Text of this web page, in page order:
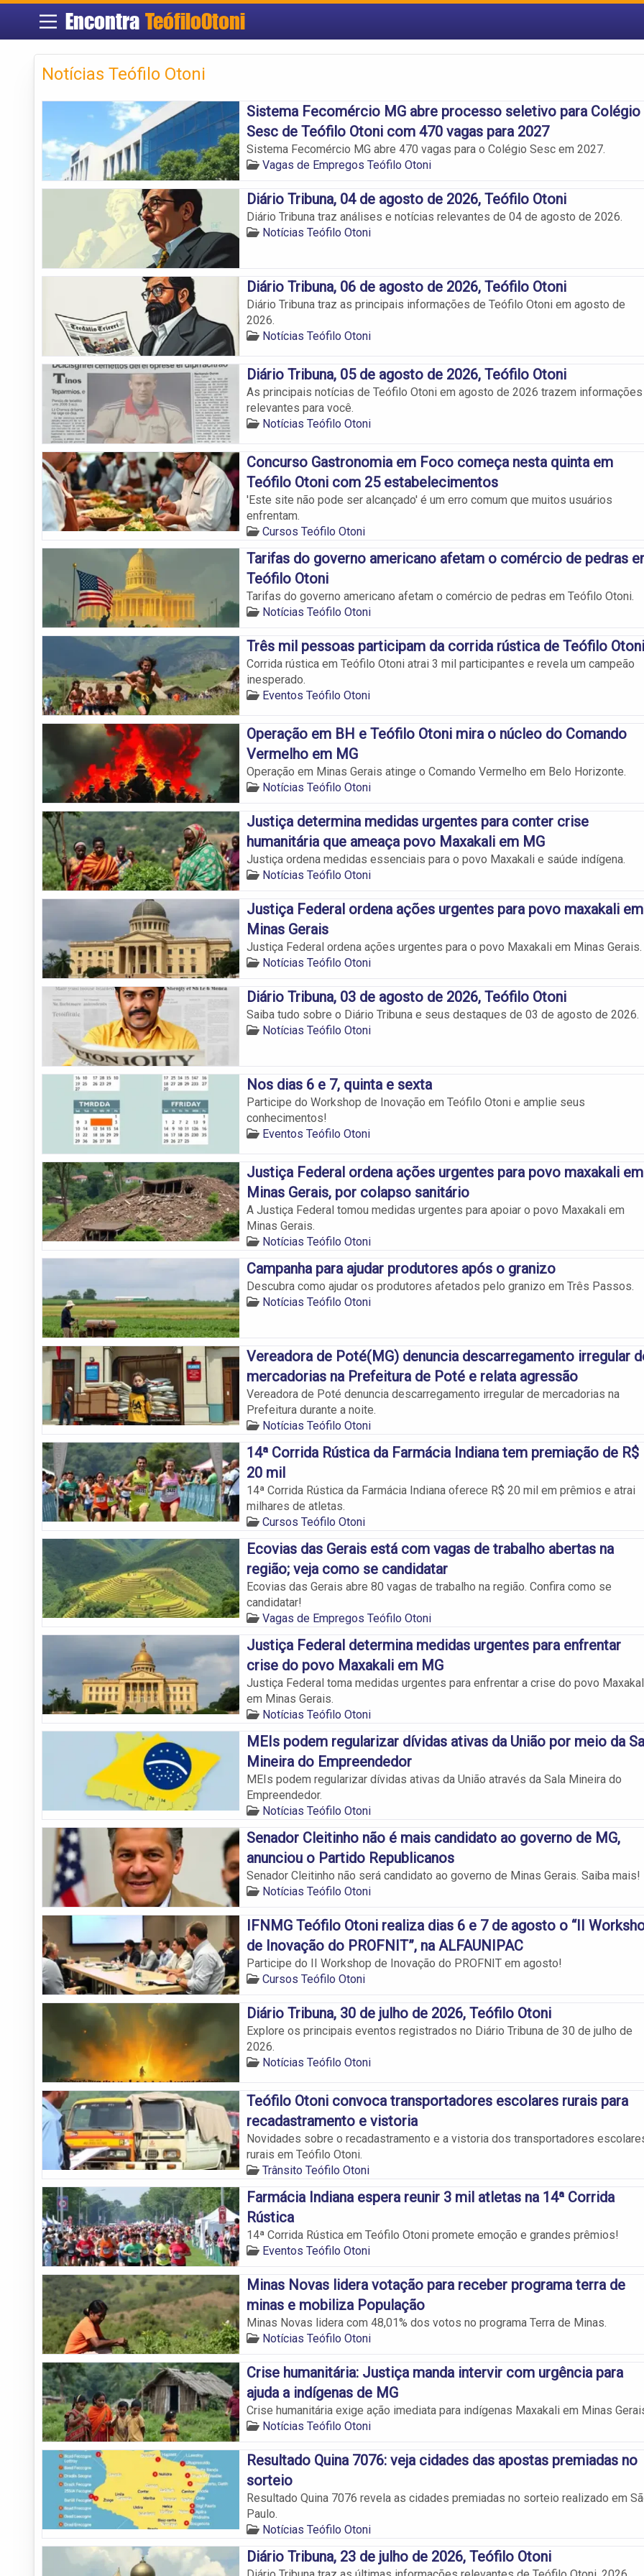
Encontra TeófiloOtoni
Notícias Teófilo Otoni
Sistema Fecomércio MG abre processo seletivo para Colégio
Sesc de Teófilo Otoni com 470 vagas para 2027
Sistema Fecomércio MG abre 470 vagas para o Colégio Sesc em 2027.
Vagas de Empregos Teófilo Otoni
Diário Tribuna, 04 de agosto de 2026, Teófilo Otoni
Diário Tribuna traz análises e notícias relevantes de 04 de agosto de 2026.
Notícias Teófilo Otoni
Diário Tribuna, 06 de agosto de 2026, Teófilo Otoni
Diário Tribuna traz as principais informações de Teófilo Otoni em agosto de
2026.
Notícias Teófilo Otoni
Diário Tribuna, 05 de agosto de 2026, Teófilo Otoni
As principais notícias de Teófilo Otoni em agosto de 2026 trazem informações
relevantes para você.
Notícias Teófilo Otoni
Concurso Gastronomia em Foco começa nesta quinta em
Teófilo Otoni com 25 estabelecimentos
'Este site não pode ser alcançado' é um erro comum que muitos usuários
enfrentam.
Cursos Teófilo Otoni
Tarifas do governo americano afetam o comércio de pedras
Teófilo Otoni
Tarifas do governo americano afetam o comércio de pedras em Teófilo Otoni.
Notícias Teófilo Otoni
Três mil pessoas participam da corrida rústica de Teófilo Otoni
Corrida rústica em Teófilo Otoni atrai 3 mil participantes e revela um campeão
inesperado.
Eventos Teófilo Otoni
Operação em BH e Teófilo Otoni mira o núcleo do Comando
Vermelho em MG
Operação em Minas Gerais atinge o Comando Vermelho em Belo Horizonte.
Notícias Teófilo Otoni
Justiça determina medidas urgentes para conter crise
humanitária que ameaça povo Maxakali em MG
Justiça ordena medidas essenciais para o povo Maxakali e saúde indígena.
Notícias Teófilo Otoni
Justiça Federal ordena ações urgentes para povo maxakali em
Minas Gerais
Justiça Federal ordena ações urgentes para o povo Maxakali em Minas Gerais.
Notícias Teófilo Otoni
Diário Tribuna, 03 de agosto de 2026, Teófilo Otoni
Saiba tudo sobre o Diário Tribuna e seus destaques de 03 de agosto de 2026.
Notícias Teófilo Otoni
Nos dias 6 e 7, quinta e sexta
Participe do Workshop de Inovação em Teófilo Otoni e amplie seus
conhecimentos!
Eventos Teófilo Otoni
Justiça Federal ordena ações urgentes para povo maxakali em
Minas Gerais, por colapso sanitário
A Justiça Federal tomou medidas urgentes para apoiar o povo Maxakali em
Minas Gerais.
Notícias Teófilo Otoni
Campanha para ajudar produtores após o granizo
Descubra como ajudar os produtores afetados pelo granizo em Três Passos.
Notícias Teófilo Otoni
Vereadora de Poté(MG) denuncia descarregamento irregular
mercadorias na Prefeitura de Poté e relata agressão
Vereadora de Poté denuncia descarregamento irregular de mercadorias na
Prefeitura durante a noite.
Notícias Teófilo Otoni
14ª Corrida Rústica da Farmácia Indiana tem premiação de R$
20 mil
14ª Corrida Rústica da Farmácia Indiana oferece R$ 20 mil em prêmios e atrai
milhares de atletas.
Cursos Teófilo Otoni
Ecovias das Gerais está com vagas de trabalho abertas na
região; veja como se candidatar
Ecovias das Gerais abre 80 vagas de trabalho na região. Confira como se
candidatar!
Vagas de Empregos Teófilo Otoni
Justiça Federal determina medidas urgentes para enfrentar
crise do povo Maxakali em MG
Justiça Federal toma medidas urgentes para enfrentar a crise do povo
em Minas Gerais.
Notícias Teófilo Otoni
MEIs podem regularizar dívidas ativas da União por meio da
Mineira do Empreendedor
MEIs podem regularizar dívidas ativas da União através da Sala Mineira do
Empreendedor.
Notícias Teófilo Otoni
Senador Cleitinho não é mais candidato ao governo de MG,
anunciou o Partido Republicanos
Senador Cleitinho não será candidato ao governo de Minas Gerais. Saiba mais!
Notícias Teófilo Otoni
IFNMG Teófilo Otoni realiza dias 6 e 7 de agosto o “II
de Inovação do PROFNIT”, na ALFAUNIPAC
Participe do II Workshop de Inovação do PROFNIT em agosto!
Cursos Teófilo Otoni
Diário Tribuna, 30 de julho de 2026, Teófilo Otoni
Explore os principais eventos registrados no Diário Tribuna de 30 de julho de
2026.
Notícias Teófilo Otoni
Teófilo Otoni convoca transportadores escolares rurais para
recadastramento e vistoria
Novidades sobre o recadastramento e a vistoria dos transportadores
rurais em Teófilo Otoni.
Trânsito Teófilo Otoni
Farmácia Indiana espera reunir 3 mil atletas na 14ª Corrida
Rústica
14ª Corrida Rústica em Teófilo Otoni promete emoção e grandes prêmios!
Eventos Teófilo Otoni
Minas Novas lidera votação para receber programa terra de
minas e mobiliza População
Minas Novas lidera com 48,01% dos votos no programa Terra de Minas.
Notícias Teófilo Otoni
Crise humanitária: Justiça manda intervir com urgência para
ajuda a indígenas de MG
Crise humanitária exige ação imediata para indígenas Maxakali em Minas
Notícias Teófilo Otoni
Resultado Quina 7076: veja cidades das apostas premiadas no
sorteio
Resultado Quina 7076 revela as cidades premiadas no sorteio realizado em
Paulo.
Notícias Teófilo Otoni
Diário Tribuna, 23 de julho de 2026, Teófilo Otoni